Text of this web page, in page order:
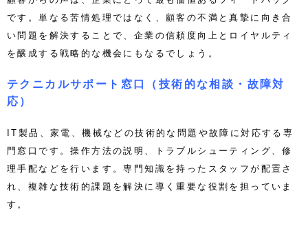
です。単なる苦情処理ではなく、顧客の不満と真摯に向き合
い問題を解決することで、企業の信頼度向上とロイヤルティ
を醸成する戦略的な機会にもなるでしょう。
テクニカルサポート窓口（技術的な相談・故障対
応）
IT製品、家電、機械などの技術的な問題や故障に対応する専
門窓口です。操作方法の説明、トラブルシューティング、修
理手配などを行います。専門知識を持ったスタッフが配置さ
れ、複雑な技術的課題を解決に導く重要な役割を担っていま
す。